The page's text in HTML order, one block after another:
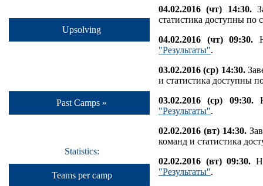
Upsolving
Past Camps »
Statistics:
Teams per camp
04.02.2016 (чт) 14:30.
статистика доступны по
04.02.2016 (чт) 09:30.
"Результаты".
03.02.2016 (ср) 14:30.
и статистика доступны
03.02.2016 (ср) 09:30.
"Результаты".
02.02.2016 (вт) 14:30.
команд и статистика
02.02.2016 (вт) 09:30.
"Результаты".